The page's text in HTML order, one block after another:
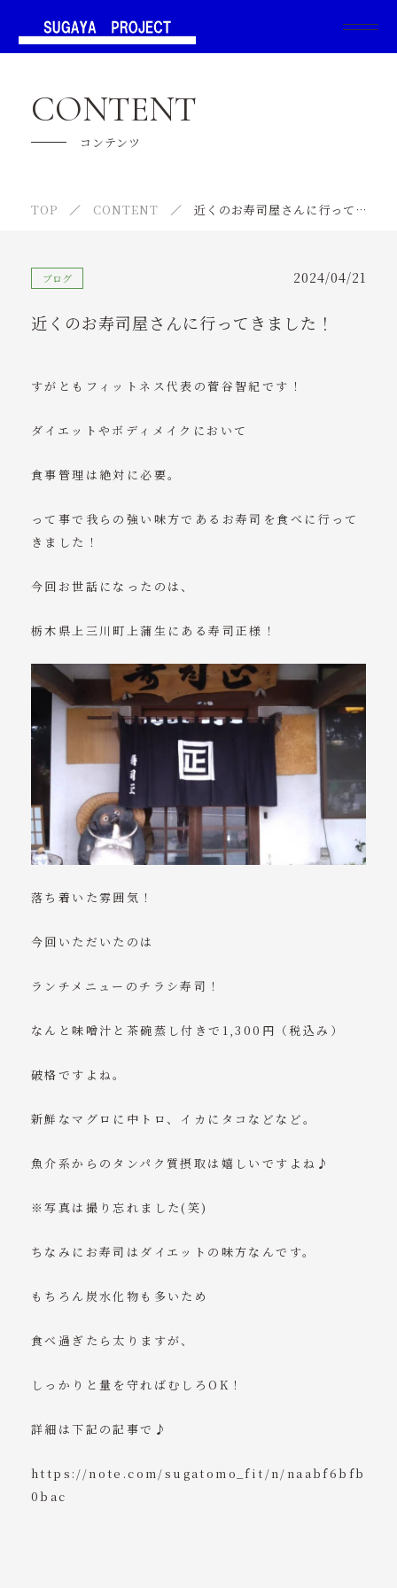
ご利用の流れ
お客様の声
ご予約・お問い合わせ
月～土：7:30～23:00
日：7:30～14:00
CONTENT
コンテンツ
TOP CONTENT 近くのお寿司屋さんに行ってきました！
ブログ 2024/04/21
近くのお寿司屋さんに行ってきました！
すがともフィットネス代表の菅谷智紀です！
ダイエットやボディメイクにおいて
食事管理は絶対に必要。
って事で我らの強い味方であるお寿司を食べに行って
きました！
今回お世話になったのは、
栃木県上三川町上蒲生にある寿司正様！
落ち着いた雰囲気！
今回いただいたのは
ランチメニューのチラシ寿司！
なんと味噌汁と茶碗蒸し付きで1,300円（税込み）
破格ですよね。
新鮮なマグロに中トロ、イカにタコなどなど。
魚介系からのタンパク質摂取は嬉しいですよね♪
※写真は撮り忘れました(笑)
ちなみにお寿司はダイエットの味方なんです。
もちろん炭水化物も多いため
食べ過ぎたら太りますが、
しっかりと量を守ればむしろOK！
詳細は下記の記事で♪
https://note.com/sugatomo_fit/n/naabf6bfb
0bac